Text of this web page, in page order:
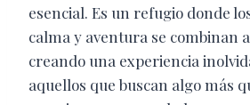
esencial. Es un refugio donde
calma y aventura se combinan
creando una experiencia
aquellos que buscan algo más